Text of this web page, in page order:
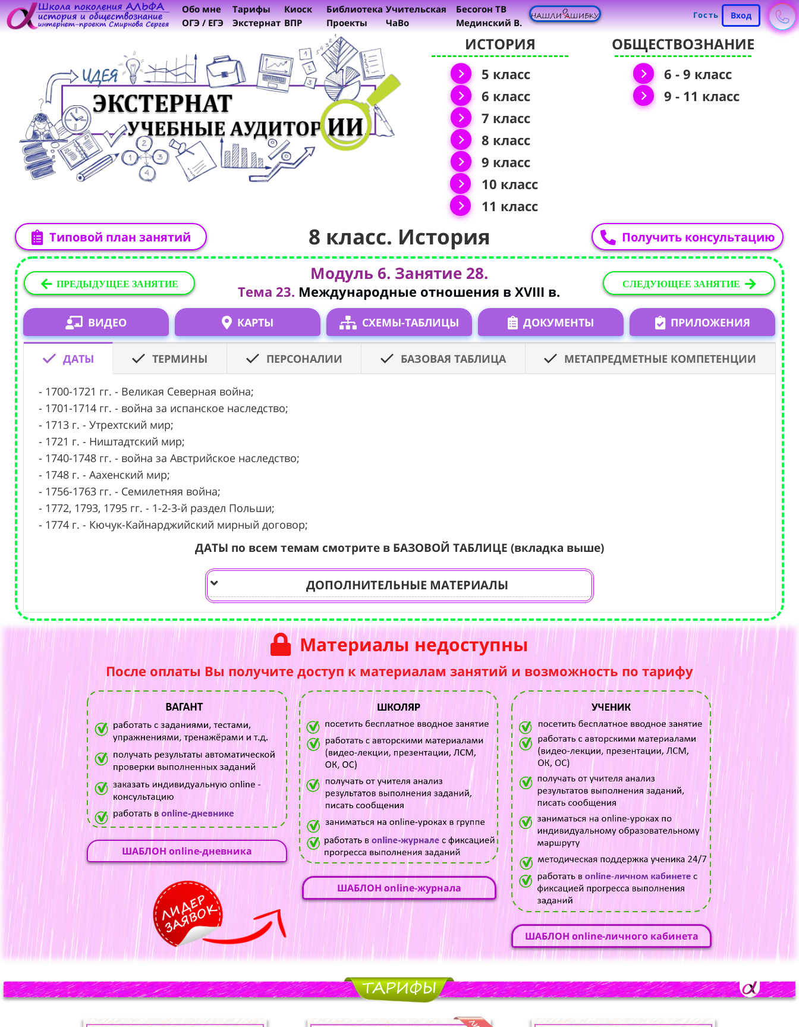
Обо мне
ОГЭ / ЕГЭ
Тарифы
Экстернат
Киоск
ВПР
Библиотека
Проекты
Учительская
ЧаВо
Бесогон ТВ
Мединский В.
Гость Вход
ИСТОРИЯ
5 класс
6 класс
7 класс
8 класс
9 класс
10 класс
11 класс
ОБЩЕСТВОЗНАНИЕ
6 - 9 класс
9 - 11 класс
Типовой план занятий 8 класс. История Получить консультацию
ПРЕДЫДУЩЕЕ ЗАНЯТИЕ Модуль 6. Занятие 28.
Тема 23. Международные отношения в XVIII в. СЛЕДУЮЩЕЕ ЗАНЯТИЕ
ВИДЕО КАРТЫ СХЕМЫ-ТАБЛИЦЫ ДОКУМЕНТЫ ПРИЛОЖЕНИЯ
ДАТЫ ТЕРМИНЫ ПЕРСОНАЛИИ БАЗОВАЯ ТАБЛИЦА МЕТАПРЕДМЕТНЫЕ КОМПЕТЕНЦИИ
- 1700-1721 гг. - Великая Северная война;
- 1701-1714 гг. - война за испанское наследство;
- 1713 г. - Утрехтский мир;
- 1721 г. - Ништадтский мир;
- 1740-1748 гг. - война за Австрийское наследство;
- 1748 г. - Аахенский мир;
- 1756-1763 гг. - Семилетняя война;
- 1772, 1793, 1795 гг. - 1-2-3-й раздел Польши;
- 1774 г. - Кючук-Кайнарджийский мирный договор;
ДАТЫ по всем темам смотрите в БАЗОВОЙ ТАБЛИЦЕ (вкладка выше)
ДОПОЛНИТЕЛЬНЫЕ МАТЕРИАЛЫ
Материалы недоступны
После оплаты Вы получите доступ к материалам занятий и возможность по тарифу
ШАБЛОН online-дневника
ШАБЛОН online-журнала
ШАБЛОН online-личного кабинета